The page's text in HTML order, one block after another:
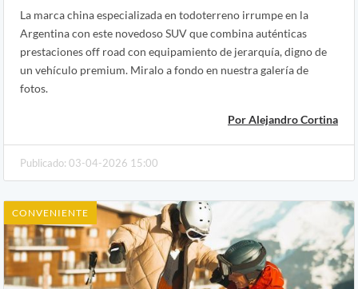
La marca china especializada en todoterreno irrumpe en la
Argentina con este novedoso SUV que combina auténticas
prestaciones off road con equipamiento de jerarquía, digno de
un vehículo premium. Miralo a fondo en nuestra galería de
fotos.
Por Alejandro Cortina
Publicado: 03-04-2026 15:00
CONVENIENTE